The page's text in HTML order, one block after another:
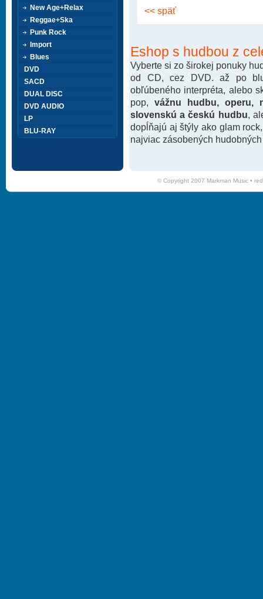
<< späť
Eshop s hudbou z
Vyberte si zo širokej ponuky
od CD, cez DVD. až po
obľúbeného interpréta, alebo
pop, vážnu hudbu, operu,
slovenskú a českú hudbu ,
dopĺňajú aj štýly ako glam
najviac zásobených
New Age+Relax
Reggae+Ska
Punk Rock
Import
Blues
DVD
SACD
DUAL DISC
DVD AUDIO
LP
BLU-RAY
© Copyright 2007 Markman Music •